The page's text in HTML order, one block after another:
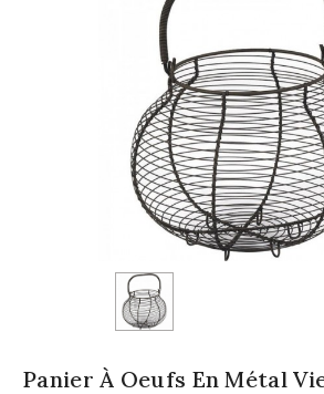
Panier À Oeufs En Métal